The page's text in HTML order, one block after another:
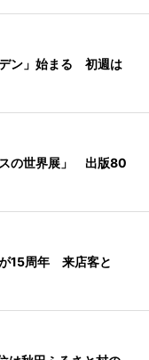
ン」始まる 初週は
の世界展」 出版80
15周年 来店客と